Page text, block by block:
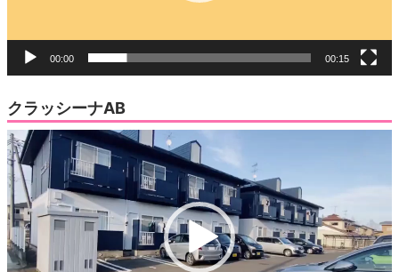
00:00 00:15
クラッシーナAB
動
画
プ
レ
ー
ヤ
ー